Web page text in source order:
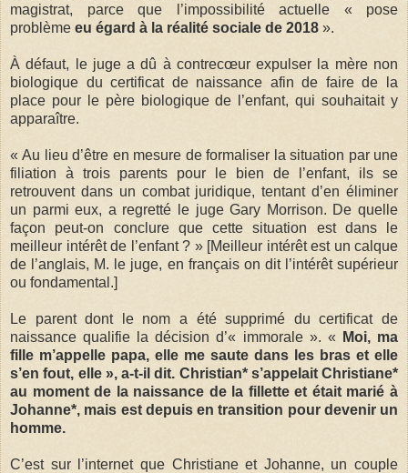
magistrat, parce que l’impossibilité actuelle « pose
problème eu égard à la réalité sociale de 2018 ».
À défaut, le juge a dû à contrecœur expulser la mère non
biologique du certificat de naissance afin de faire de la
place pour le père biologique de l’enfant, qui souhaitait y
apparaître.
« Au lieu d’être en mesure de formaliser la situation par une
filiation à trois parents pour le bien de l’enfant, ils se
retrouvent dans un combat juridique, tentant d’en éliminer
un parmi eux, a regretté le juge Gary Morrison. De quelle
façon peut-on conclure que cette situation est dans le
meilleur intérêt de l’enfant ? » [Meilleur intérêt est un calque
de l’anglais, M. le juge, en français on dit l’intérêt supérieur
ou fondamental.]
Le parent dont le nom a été supprimé du certificat de
naissance qualifie la décision d’« immorale ». «
Moi, ma
fille m’appelle papa, elle me saute dans les bras et elle
s’en fout, elle », a-t-il dit. Christian* s’appelait Christiane*
au moment de la naissance de la fillette et était marié à
Johanne*, mais est depuis en transition pour devenir un
homme.
C’est sur l’internet que Christiane et Johanne, un couple